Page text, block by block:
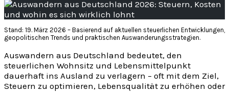
Stand: 19. März 2026 – Basierend auf aktuellen steuerlichen Entwicklungen,
geopolitischen Trends und praktischen Auswanderungsstrategien.
Auswandern aus Deutschland bedeutet, den
steuerlichen Wohnsitz und Lebensmittelpunkt
dauerhaft ins Ausland zu verlagern – oft mit dem Ziel,
Steuern zu optimieren, Lebensqualität zu erhöhen oder